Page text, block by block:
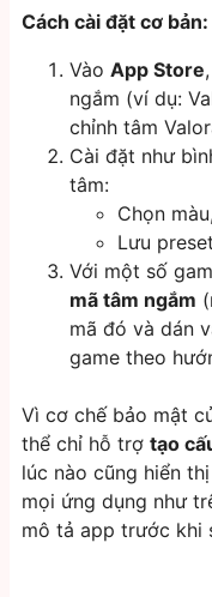
Cách cài đặt cơ bản:
Vào App Store
ngắm (ví dụ:
chỉnh tâm
Cài đặt như
tâm:
Chọn
Lưu
Với một số
mã tâm ngắm
mã đó và dán
game theo
Vì cơ chế bảo mật
thể chỉ hỗ trợ tạo
lúc nào cũng hiển
mọi ứng dụng như
mô tả app trước khi